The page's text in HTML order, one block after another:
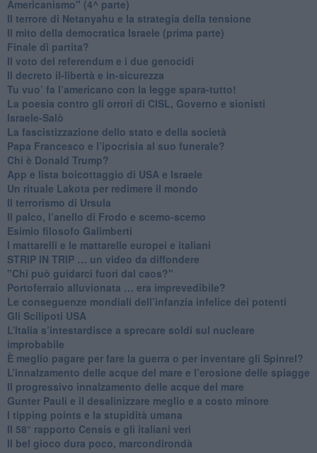
Americanismo" (4^ parte)
​Il terrore di Netanyahu e la strategia della tensione
Il mito della democratica Israele (prima parte)
​Finale di partita?
​Il voto del referendum e i due genocidi
Il decreto il-libertà e in-sicurezza
Tu vuo’ fa l’americano con la legge spara-tutto!
La poesia contro gli orrori di CISL, Governo e sionisti
Israele-Salò
​La fascistizzazione dello stato e della società
Papa Francesco e l’ipocrisia al suo funerale?
​Chi è Donald Trump?
App e lista boicottaggio di USA e Israele
​Un rituale Lakota per redimere il mondo
Il terrorismo di Ursula
​Il palco, l’anello di Frodo e scemo-scemo
Esimio filosofo Galimberti
​I mattarelli e le mattarelle europei e italiani
​STRIP IN TRIP … un video da diffondere
"Chi può guidarci fuori dal caos?"
​Portoferraio alluvionata … era imprevedibile?
Le conseguenze mondiali dell’infanzia infelice dei potenti
​Gli Scilipoti USA
L’Italia s’intestardisce a sprecare soldi sul nucleare
improbabile
È meglio pagare per fare la guerra o per inventare gli Spinrel?
​L’innalzamento delle acque del mare e l’erosione delle spiagge
​Il progressivo innalzamento delle acque del mare
​Gunter Pauli e il desalinizzare meglio e a costo minore
I tipping points e la stupidità umana
​Il 58° rapporto Censis e gli italiani veri
​Il bel gioco dura poco, marcondirondà